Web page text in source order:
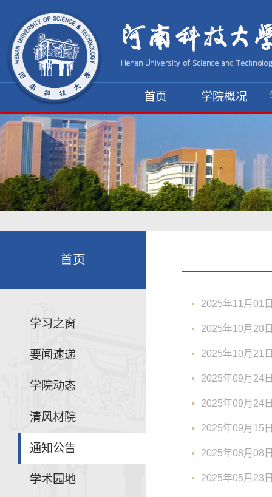
首页 学院概况
首页
学习之窗
要闻速递
学院动态
清风材院
通知公告
学术园地
2025年11月
2025年10月
2025年10月
2025年09月
2025年09月
2025年09月
2025年08月
2025年05月